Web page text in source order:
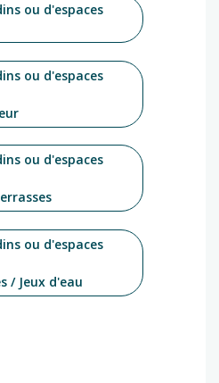
ou d'espaces
ou d'espaces
ou d'espaces
ou d'espaces
/ Jeux d'eau